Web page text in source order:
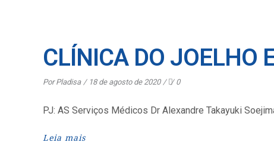
CLÍNICA DO JOELHO
Por Pladisa 18 de agosto de 2020 0
PJ: AS Serviços Médicos Dr Alexandre Takayuki
Leia mais